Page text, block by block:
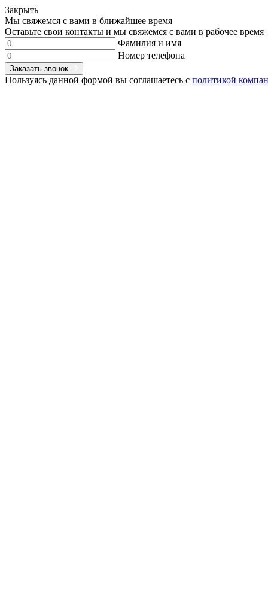
Закрыть
Мы свяжемся с вами в ближайшее время
Оставьте свои контакты и мы свяжемся с вами в рабочее время
Фамилия и имя
Номер телефона
Заказать звонок
Пользуясь данной формой вы соглашаетесь с политикой